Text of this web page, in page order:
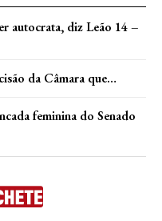
autocrata, diz Leão 14 –
da Câmara que…
feminina do Senado